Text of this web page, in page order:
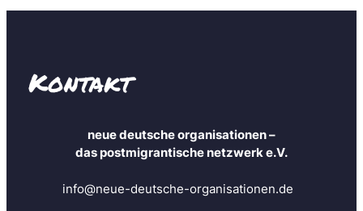
Kontakt
neue deutsche organisationen –
das postmigrantische netzwerk e.V.
info@neue-deutsche-organisationen.de